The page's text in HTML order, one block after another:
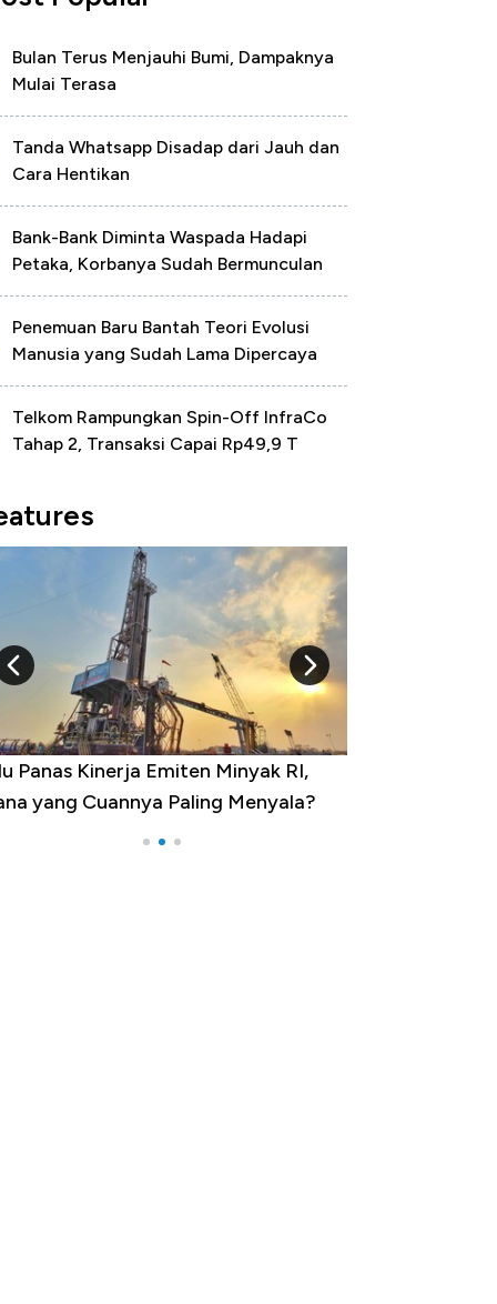
Bulan Terus Menjauhi Bumi, Dampaknya
Mulai Terasa
Tanda Whatsapp Disadap dari Jauh dan
Cara Hentikan
Bank-Bank Diminta Waspada Hadapi
Petaka, Korbanya Sudah Bermunculan
Penemuan Baru Bantah Teori Evolusi
Manusia yang Sudah Lama Dipercaya
Telkom Rampungkan Spin-Off InfraCo
Tahap 2, Transaksi Capai Rp49,9 T
Panas Kinerja Emiten Minyak RI,
yang Cuannya Paling Menyala?